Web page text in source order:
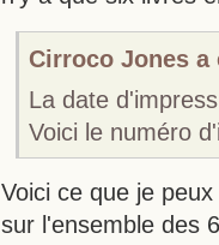
Cirroco Jones a
La date
Voici le numéro
Voici ce que je
sur l'ensemble des